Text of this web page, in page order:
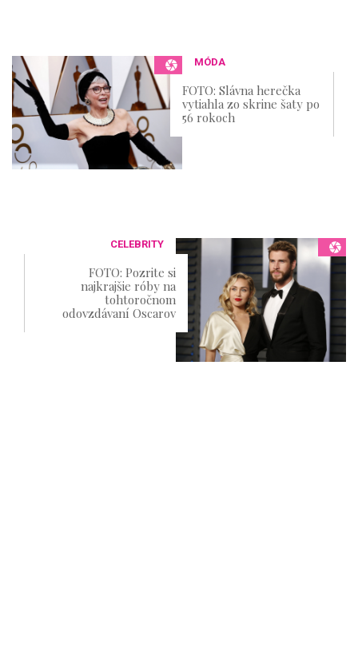
MÓDA
FOTO: Slávna herečka
vytiahla zo skrine šaty po
56 rokoch
CELEBRITY
FOTO: Pozrite si
najkrajšie róby na
tohtoročnom
odovzdávaní Oscarov